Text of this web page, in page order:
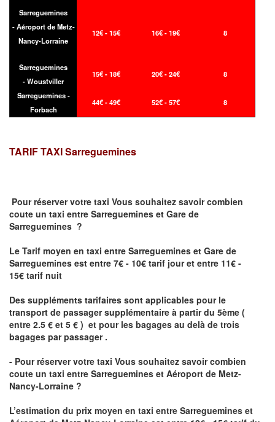
Sarreguemines
- Aéroport de Metz-
Nancy-Lorraine
12€ - 15€ 16€ - 19€ 8
Sarreguemines
- Woustviller
15€ - 18€ 20€ - 24€ 8
Sarreguemines -
Forbach
44€ - 49€ 52€ - 57€ 8
TARIF TAXISarreguemines
Pour réserver votre taxi Vous souhaitez savoircombien
coute un taxi entre Sarreguemines et Gare de
Sarreguemines ?
Le Tarif moyen en taxi entre Sarreguemines et Gare de
Sarreguemines est entre 7€ - 10€ tarif jour et entre 11€ -
15€ tarif nuit
Des suppléments tarifaires sont applicables pour le
transport de passager supplémentaire à partir du 5ème (
entre 2.5 € et 5 € ) et pour les bagages au delà de trois
bagages par passager .
- Pour réserver votre taxi Vous souhaitez savoircombien
coute un taxi entre Sarreguemines et Aéroport de Metz-
Nancy-Lorraine ?
L’estimation du prix moyen en taxi entre Sarreguemines et